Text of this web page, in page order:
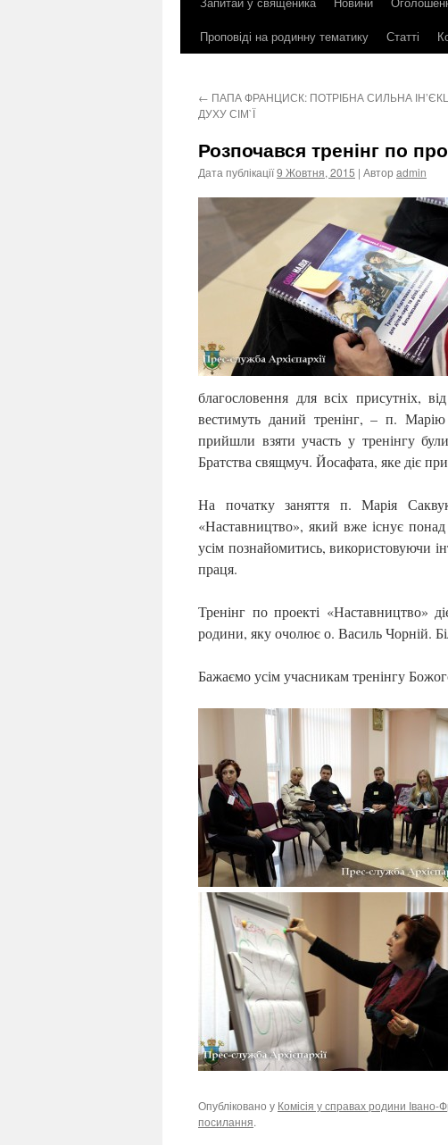
контенту
Проповіді на родинну тематику
Статті
← ПАПА ФРАНЦИСК: ПОТРІБНА СИЛЬНА
ДУХУ СІМ`Ї
Розпочався тренінг по
Дата публікації9 Жовтня, 2015 | Автор admin
благословення для всіх присутніх,
вестимуть даний тренінг, – п.
прийшли взяти участь у тренінгу
Братства свящмуч. Йосафата, яке діє
На початку заняття п. Марія
«Наставництво», який вже існує
усім познайомитись, використовуючи
праця.
Тренінг по проекті «Наставництво»
родини, яку очолює о. Василь Чорній.
Бажаємо усім учасникам тренінгу
Опубліковано у Комісія у справах родини Івано-
посилання.